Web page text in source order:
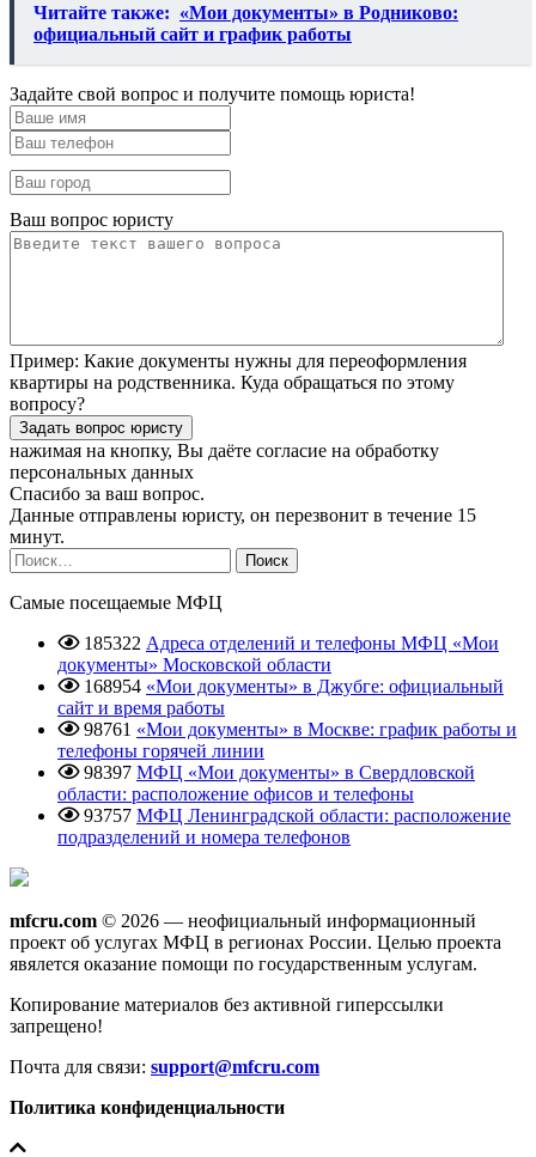
Читайте также: «Мои документы» в Родниково:
официальный сайт и график работы
Задайте свой вопрос и получите помощь юриста!
Ваш вопрос юристу
Пример: Какие документы нужны для переоформления
квартиры на родственника. Куда обращаться по этому
вопросу?
нажимая на кнопку, Вы даёте согласие на обработку
персональных данных
Спасибо за ваш вопрос.
Данные отправлены юристу, он перезвонит в течение 15
минут.
Найти:
Самые посещаемые МФЦ
185322 Адреса отделений и телефоны МФЦ «Мои
документы» Московской области
168954 «Мои документы» в Джубге: официальный
сайт и время работы
98761 «Мои документы» в Москве: график работы и
телефоны горячей линии
98397 МФЦ «Мои документы» в Свердловской
области: расположение офисов и телефоны
93757 МФЦ Ленинградской области: расположение
подразделений и номера телефонов
mfcru.com © 2026 — неофициальный информационный
проект об услугах МФЦ в регионах России. Целью проекта
явялется оказание помощи по государственным услугам.
Копирование материалов без активной гиперссылки
запрещено!
Почта для связи: support@mfcru.com
Политика конфиденциальности